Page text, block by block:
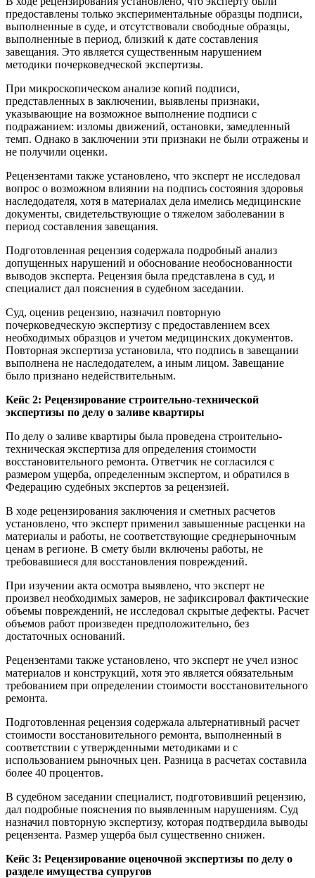
предоставлены только экспериментальные образцы подписи,
выполненные в суде, и отсутствовали свободные образцы,
выполненные в период, близкий к дате составления
завещания. Это является существенным нарушением
методики почерковедческой экспертизы.
При микроскопическом анализе копий подписи,
представленных в заключении, выявлены признаки,
указывающие на возможное выполнение подписи с
подражанием: изломы движений, остановки, замедленный
темп. Однако в заключении эти признаки не были отражены и
не получили оценки.
Рецензентами также установлено, что эксперт не исследовал
вопрос о возможном влиянии на подпись состояния здоровья
наследодателя, хотя в материалах дела имелись медицинские
документы, свидетельствующие о тяжелом заболевании в
период составления завещания.
Подготовленная рецензия содержала подробный анализ
допущенных нарушений и обоснование необоснованности
выводов эксперта. Рецензия была представлена в суд, и
специалист дал пояснения в судебном заседании.
Суд, оценив рецензию, назначил повторную
почерковедческую экспертизу с предоставлением всех
необходимых образцов и учетом медицинских документов.
Повторная экспертиза установила, что подпись в завещании
выполнена не наследодателем, а иным лицом. Завещание
было признано недействительным.
Кейс 2: Рецензирование строительно-технической
экспертизы по делу о заливе квартиры
По делу о заливе квартиры была проведена строительно-
техническая экспертиза для определения стоимости
восстановительного ремонта. Ответчик не согласился с
размером ущерба, определенным экспертом, и обратился в
Федерацию судебных экспертов за рецензией.
В ходе рецензирования заключения и сметных расчетов
установлено, что эксперт применил завышенные расценки на
материалы и работы, не соответствующие среднерыночным
ценам в регионе. В смету были включены работы, не
требовавшиеся для восстановления повреждений.
При изучении акта осмотра выявлено, что эксперт не
произвел необходимых замеров, не зафиксировал фактические
объемы повреждений, не исследовал скрытые дефекты. Расчет
объемов работ произведен предположительно, без
достаточных оснований.
Рецензентами также установлено, что эксперт не учел износ
материалов и конструкций, хотя это является обязательным
требованием при определении стоимости восстановительного
ремонта.
Подготовленная рецензия содержала альтернативный расчет
стоимости восстановительного ремонта, выполненный в
соответствии с утвержденными методиками и с
использованием рыночных цен. Разница в расчетах составила
более 40 процентов.
В судебном заседании специалист, подготовивший рецензию,
дал подробные пояснения по выявленным нарушениям. Суд
назначил повторную экспертизу, которая подтвердила выводы
рецензента. Размер ущерба был существенно снижен.
Кейс 3: Рецензирование оценочной экспертизы по делу о
разделе имущества супругов